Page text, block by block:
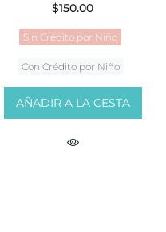
$150.00
Sin Crédito por Niño
Con Crédito por Niño
AÑADIR A LA CESTA